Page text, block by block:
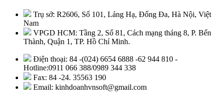
Trụ sở: R2606, Số 101, Láng Hạ, Đống Đa, Hà Nội, Việt
Nam
VPGD HCM: Tầng 2, Số 81, Cách mạng tháng 8, P. Bến
Thành, Quận 1, TP. Hồ Chí Minh.
Điện thoại: 84 -(024) 6654 6888 -62 944 810 -
Hotline:0911 066 388/0989 344 338
Fax: 84 -24. 35563 190
Email: kinhdoanhvnsoft@gmail.com